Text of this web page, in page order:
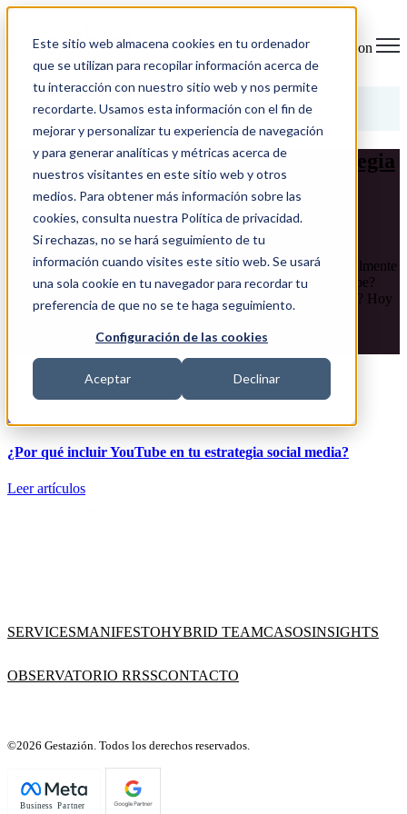
Este sitio web almacena cookies en tu ordenador
que se utilizan para recopilar información acerca de
tu interacción con nuestro sitio web y nos permite
recordarte. Usamos esta información con el fin de
mejorar y personalizar tu experiencia de navegación
y para generar analíticas y métricas acerca de
nuestros visitantes en este sitio web y otros
medios. Para obtener más información sobre las
cookies, consulta nuestra Política de privacidad.
Si rechazas, no se hará seguimiento de tu
información cuando visites este sitio web. Se usará
una sola cookie en tu navegador para recordar tu
preferencia de que no se te haga seguimiento.
Configuración de las cookies
Aceptar Declinar
Open main navigation
Categorías
¿Por qué incluir YouTube en tu estrategia
social media?
24/11/17 12:32
Es un hecho: el contenido audiovisual está en auge. Pero ¿realmente
es necesario que las marcas tengan su propio canal en YouTube?
¿Por qué debemos incluirlo en nuestra estrategia social media? Hoy
Artículos relacionadosvideomarketing
24/11/17 12:32
¿Por qué incluir YouTube en tu estrategia social media?
Leer artículos
SERVICESMANIFESTOHYBRID TEAMCASOSINSIGHTS
OBSERVATORIO RRSSCONTACTO
©2026 Gestazión. Todos los derechos reservados.